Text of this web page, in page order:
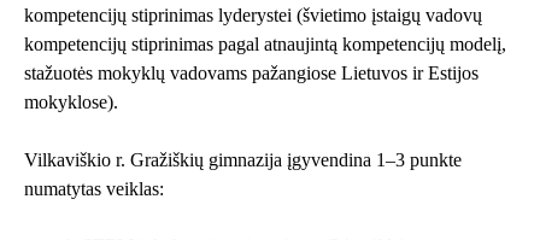
kompetencijų stiprinimas lyderystei (švietimo įstaigų vadovų
kompetencijų stiprinimas pagal atnaujintą kompetencijų modelį,
stažuotės mokyklų vadovams pažangiose Lietuvos ir Estijos
mokyklose).
Vilkaviškio r. Gražiškių gimnazija įgyvendina 1–3 punkte
numatytas veiklas: